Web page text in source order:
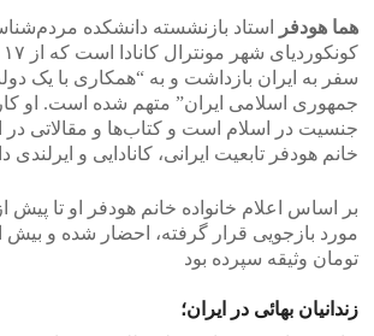
هما هودفر
استاد بازنشسته دانشکده
سفر به ایران بازداشت و به “همکاری با یک
جمهوری اسلامی ایران” متهم شده است. او
جنسیت در اسلام است و کتاب‌ها و مقالاتی در
خانم هودفر تابعیت ایرانی، کانادایی و ایرلندی
بر اساس اعلام خانواده خانم هودفر او تا پیش
تومان وثیقه سپرده بود
زندانیان بهائی در ایران؛